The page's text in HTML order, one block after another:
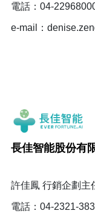
電話：04-
e-mail：
長佳智能股份有
許佳鳳 行銷企劃主
電話：04-2321-